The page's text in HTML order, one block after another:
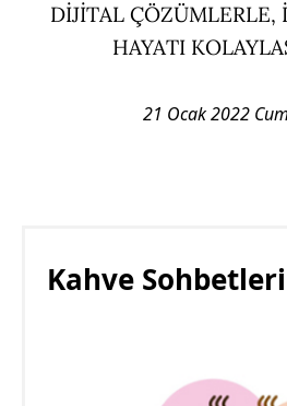
DİJİTAL ÇÖZÜMLERLE,
HAYATI
21 Ocak 2022
Kahve Sohbetleri